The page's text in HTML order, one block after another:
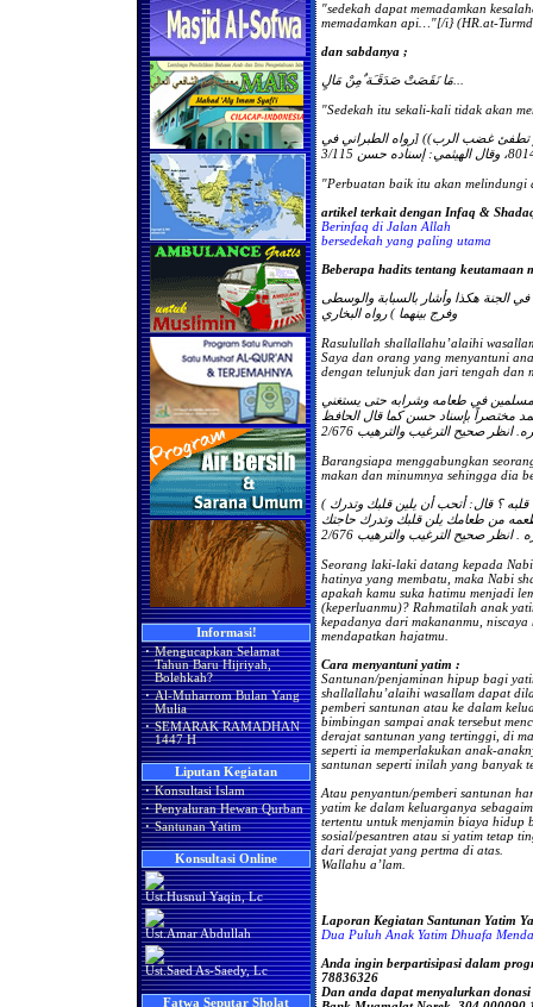
Informasi!
· Mengucapkan Selamat
Tahun Baru Hijriyah,
Bolehkah?
· Al-Muharrom Bulan Yang
Mulia
· SEMARAK RAMADHAN
1447 H
Liputan Kegiatan
· Konsultasi Islam
· Penyaluran Hewan Qurban
· Santunan Yatim
Konsultasi Online
Ust.Husnul Yaqin, Lc
Ust.Amar Abdullah
Ust.Saed As-Saedy, Lc
Fatwa Seputar Sholat
"sedekah dapat memadamkan
memadamkan api…"[/i} (HR.at-
dan sabdanya ;
مَا نَقَصَتْ صَدَقَـَة ٌمِنْ مَالٍ...
"Sedekah itu sekali-kali tidak akan
تطفئ غضب الرب)) [رواه الطبراني في
"Perbuatan baik itu akan
artikel terkait dengan Infaq &
Berinfaq di Jalan Allah
bersedekah yang paling utama
Beberapa hadits tentang keutamaan
الجنة هكذا وأشار بالسبابة والوسطى
وفرج بينهما ) رواه البخاري
Rasulullah shallallahu’alaihi
Saya dan orang yang menyantuni
dengan telunjuk dan jari tengah dan
مسلمين في طعامه وشرابه حتى يستغني
مختصراً بإسناد حسن كما قال الحافظ
Barangsiapa menggabungkan
makan dan minumnya sehingga dia
( أتى النبي صلى الله عليه وسلم رجل يشكو قسوة قلبه ؟ قال: أتحب أن يلين قلبك وتدرك
يلن قلبك وتدرك حاجتك ) رواه الطبراني
Seorang laki-laki datang kepada
hatinya yang membatu, maka Nabi
apakah kamu suka hatimu menjadi
(keperluanmu)? Rahmatilah anak
kepadanya dari makananmu,
mendapatkan hajatmu.
Cara menyantuni yatim :
Santunan/penjaminan hipup bagi
shallallahu’alaihi wasallam dapat
pemberi santunan atau ke dalam
bimbingan sampai anak tersebut
derajat santunan yang tertinggi, di
seperti ia memperlakukan anak-
santunan seperti inilah yang banyak
Atau penyantun/pemberi santunan
yatim ke dalam keluarganya
tertentu untuk menjamin biaya hidup
sosial/pesantren atau si yatim tetap
dari derajat yang pertma di atas.
Wallahu a’lam.
Laporan Kegiatan Santunan Yatim
Dua Puluh Anak Yatim Dhuafa
Anda ingin berpartisipasi dalam
78836326
Dan anda dapat menyalurkan